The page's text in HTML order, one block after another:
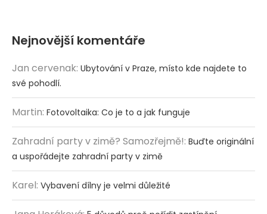
Nejnovější komentáře
Jan cervenak: Ubytování v Praze, místo kde najdete to
své pohodlí.
Martin: Fotovoltaika: Co je to a jak funguje
Zahradní party v zimě? Samozřejmě!: Buďte originální
a uspořádejte zahradní party v zimě
Karel: Vybavení dílny je velmi důležité